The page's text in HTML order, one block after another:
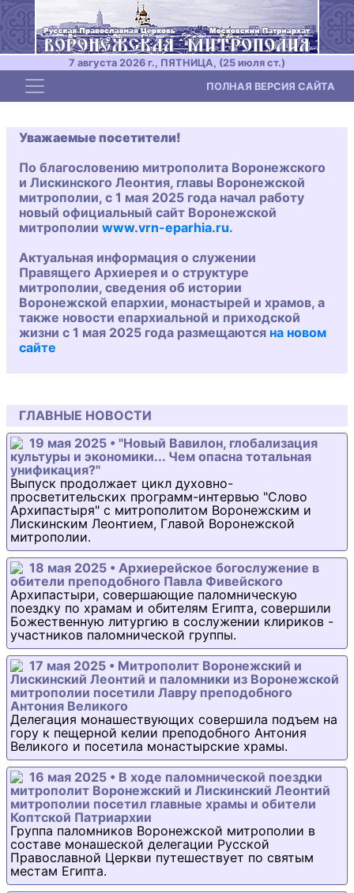
7 августа 2026 г., ПЯТНИЦА, (25 июля ст.)
Toggle navigation ПОЛНАЯ ВЕРСИЯ САЙТА
Уважаемые посетители!
По благословению митрополита Воронежского
и Лискинского Леонтия, главы Воронежской
митрополии, с 1 мая 2025 года начал работу
новый официальный сайт Воронежской
митрополии www.vrn-eparhia.ru.
Актуальная информация о служении
Правящего Архиерея и о структуре
митрополии, сведения об истории
Воронежской епархии, монастырей и храмов, а
также новости епархиальной и приходской
жизни с 1 мая 2025 года размещаются на новом
сайте
ГЛАВНЫЕ НОВОСТИ
19 мая 2025 • "Новый Вавилон, глобализация
культуры и экономики... Чем опасна тотальная
унификация?"
Выпуск продолжает цикл духовно-
просветительских программ-интервью "Слово
Архипастыря" с митрополитом Воронежским и
Лискинским Леонтием, Главой Воронежской
митрополии.
18 мая 2025 • Архиерейское богослужение в
обители преподобного Павла Фивейского
Архипастыри, совершающие паломническую
поездку по храмам и обителям Египта, совершили
Божественную литургию в сослужении клириков -
участников паломнической группы.
17 мая 2025 • Митрополит Воронежский и
Лискинский Леонтий и паломники из Воронежской
митрополии посетили Лавру преподобного
Антония Великого
Делегация монашествующих совершила подъем на
гору к пещерной келии преподобного Антония
Великого и посетила монастырские храмы.
16 мая 2025 • В ходе паломнической поездки
митрополит Воронежский и Лискинский Леонтий
митрополии посетил главные храмы и обители
Коптской Патриархии
Группа паломников Воронежской митрополии в
составе монашеской делегации Русской
Православной Церкви путешествует по святым
местам Египта.